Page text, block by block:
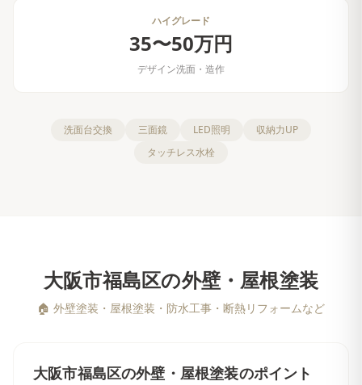
ハイグレード
35〜50万円
デザイン洗面・造作
洗面台交換 三面鏡 LED照明
収納力UP
タッチレス水栓
大阪市福島区の外壁・屋根塗装
🏠 外壁塗装・屋根塗装・防水工事・断熱リフォームなど
大阪市福島区の外壁・屋根塗装のポイント